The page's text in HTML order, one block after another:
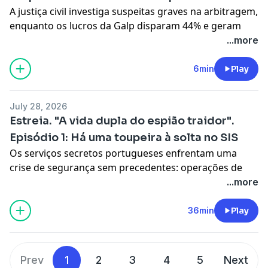
A justiça civil investiga suspeitas graves na arbitragem,
enquanto os lucros da Galp disparam 44% e geram
for privacy information.
...more
6min Play
July 28, 2026
Estreia. "A vida dupla do espião traidor".
Episódio 1: Há uma toupeira à solta no SIS
Os serviços secretos portugueses enfrentam uma
crise de segurança sem precedentes: operações de
rotina começam a falhar e alvos com ligações à Rússia
parecem saber sempre quando estão a ser vigiados. A
conclusão é óbvia: existe uma toupeira infiltrada no
SIS. E a confirmação vai chegar pela mão dos
o nome de um dos espiões mais antigos do serviço.
...more
36min Play
Prev 1 2 3 4 5 Next